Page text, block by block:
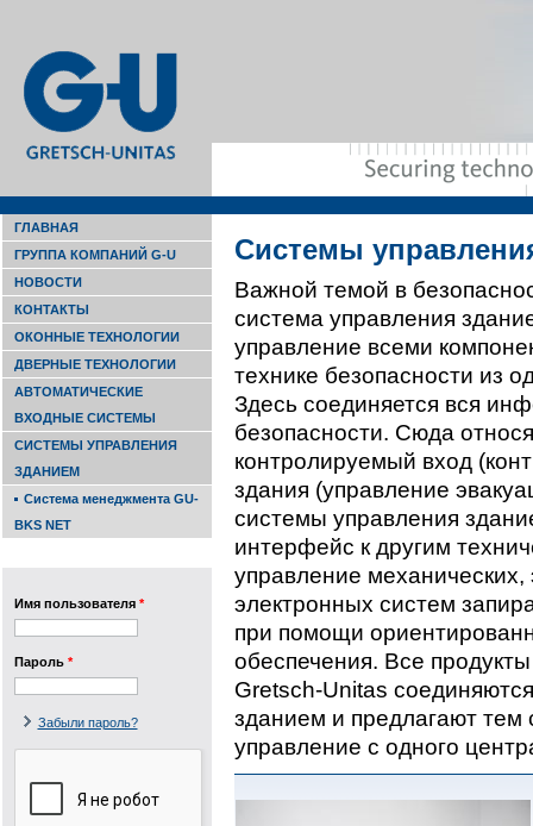
ГЛАВНАЯ
ГРУППА КОМПАНИЙ G-U
НОВОСТИ
КОНТАКТЫ
ОКОННЫЕ ТЕХНОЛОГИИ
ДВЕРНЫЕ ТЕХНОЛОГИИ
АВТОМАТИЧЕСКИЕ
ВХОДНЫЕ СИСТЕМЫ
СИСТЕМЫ УПРАВЛЕНИЯ
ЗДАНИЕМ
Система менеджмента GU-
BKS NET
Имя пользователя *
Пароль *
Забыли пароль?
Системы
Важной темой в
система управления
управление всеми
технике безопасности из
Здесь соединяется вся
безопасности. Сюда
контролируемый вход
здания (управление
системы управления
интерфейс к другим
управление механических,
электронных систем
при помощи
обеспечения. Все
Gretsch-Unitas
зданием и предлагают
управление с одного